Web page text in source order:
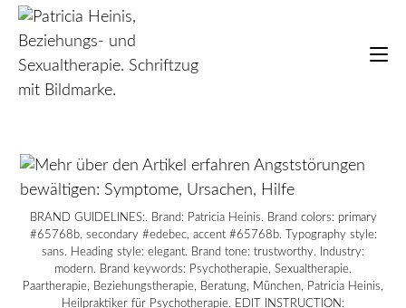
BRAND GUIDELINES:. Brand: Patricia Heinis. Brand colors: primary
#65768b, secondary #edebec, accent #65768b. Typography style:
sans. Heading style: elegant. Brand tone: trustworthy. Industry:
modern. Brand keywords: Psychotherapie, Sexualtherapie,
Paartherapie, Beziehungstherapie, Beratung, München, Patricia Heinis,
Heilpraktiker für Psychotherapie. EDIT INSTRUCTION: